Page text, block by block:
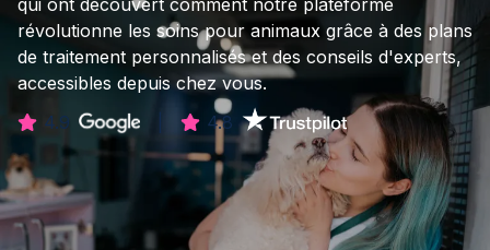
qui ont découvert comment notre plateforme
révolutionne les soins pour animaux grâce à des plans
de traitement personnalisés et des conseils d'experts,
accessibles depuis chez vous.
4.9
4.8